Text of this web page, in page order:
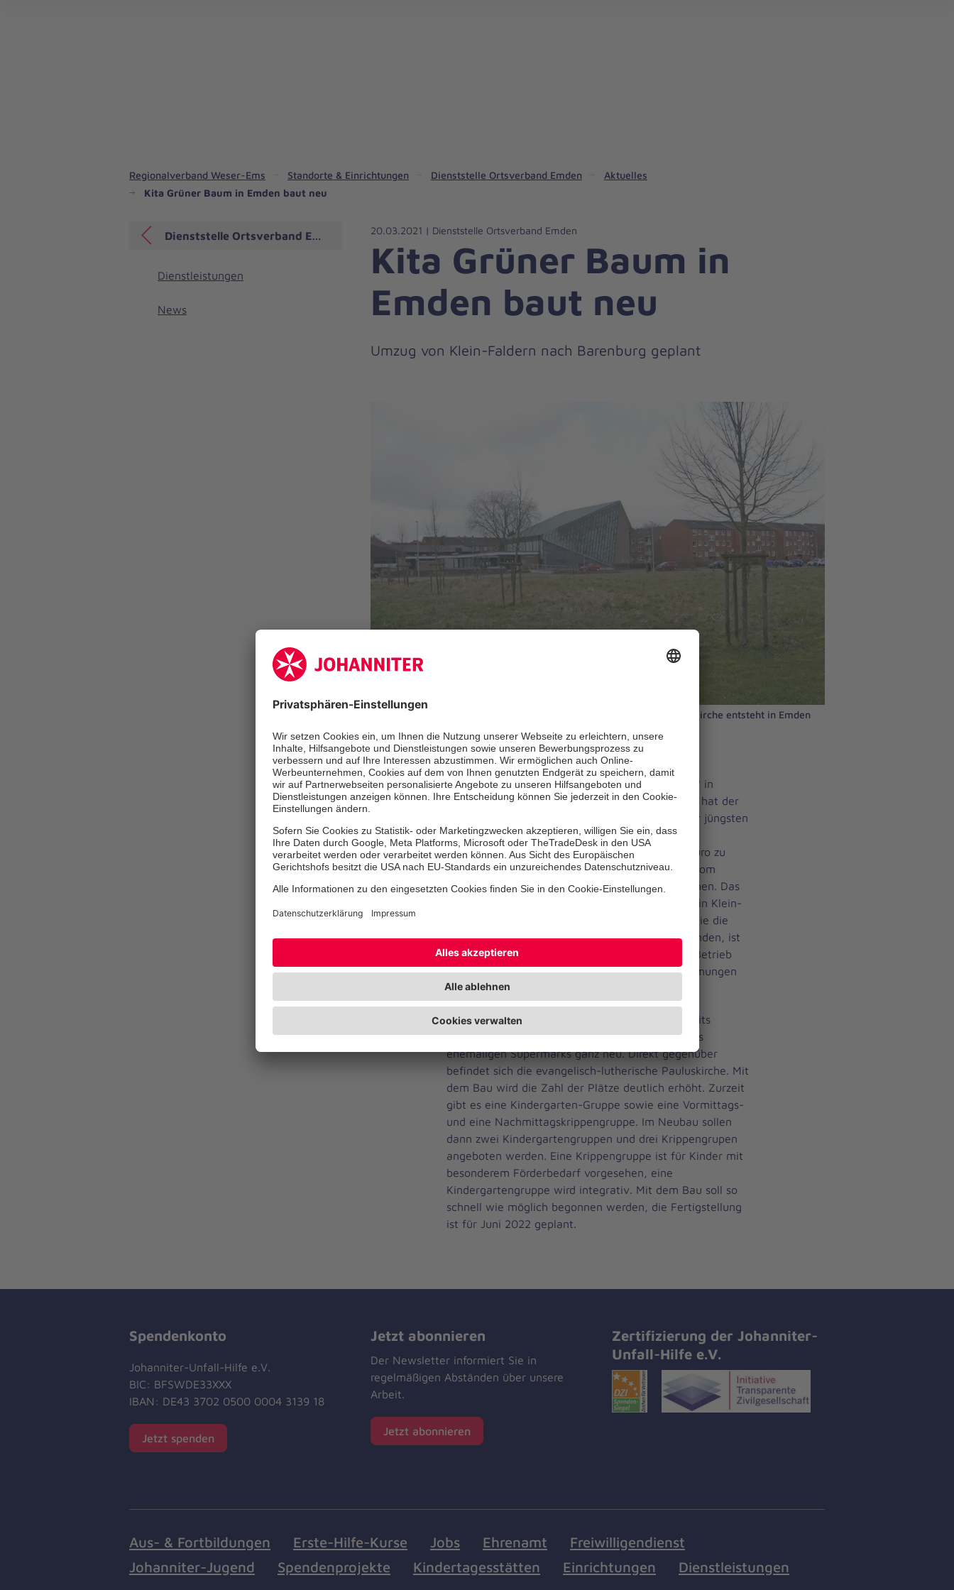
Regionalverband Weser-Ems Standorte & Einrichtungen Dienststelle Ortsverband Emden
Aktuelles
Kita Grüner Baum in Emden baut neu
20.03.2021 | Dienststelle Ortsverband Emden
Kita Grüner Baum in
Emden baut neu
Umzug von Klein-Faldern nach Barenburg geplant
Auf der freien Fläche gegenüber der evangelisch-lutherischen Pauluskirche entsteht in Emden
Die Johanniter-Kindertagesstätte „Grüner Baum“ in
Emden bekommt ein neues Zuhause. Einstimmig hat der
Jugendhilfe-Ausschuss der Stadt Emden in seiner jüngsten
Sitzung beschlossen, den Neubau mit einem
Investitionszuschuss in Höhe von 3,9 Millionen Euro zu
unterstützen. Einzige Bedingung: die Kita muss vom
Altstadtteil Klein-Faldern nach Barenburg umziehen. Das
Maria-Wilts-Haus an der Friedrich-Ebert-Straße in Klein-
Faldern, in dem sich die Kita „Grüner Baum“ sowie die
Sozialpädagogische Lernhilfe (SPLH) zurzeit befinden, ist
stark renovierungsbedürftig und zudem für den Betrieb
einer Kita nach neuesten baurechtlichen Bestimmungen
nicht mehr geeignet.
In Barenburg bauen die Johanniter auf dem bereits
geräumten 2600 Quadratmeter Grundstück eines
ehemaligen Supermarks ganz neu. Direkt gegenüber
befindet sich die evangelisch-lutherische Pauluskirche. Mit
dem Bau wird die Zahl der Plätze deutlich erhöht. Zurzeit
gibt es eine Kindergarten-Gruppe sowie eine Vormittags-
und eine Nachmittagskrippengruppe. Im Neubau sollen
dann zwei Kindergartengruppen und drei Krippengrupen
angeboten werden. Eine Krippengruppe ist für Kinder mit
besonderem Förderbedarf vorgesehen, eine
Kindergartengruppe wird integrativ. Mit dem Bau soll so
schnell wie möglich begonnen werden, die Fertigstellung
ist für Juni 2022 geplant.
Dienststelle Ortsverband Emden
Dienstleistungen
News
Spendenkonto
Johanniter-Unfall-Hilfe e.V.
BIC: BFSWDE33XXX
IBAN: DE43 3702 0500 0004 3139 18
Jetzt spenden
Jetzt abonnieren
Der Newsletter informiert Sie in
regelmäßigen Abständen über unsere
Arbeit.
Jetzt abonnieren
Zertifizierung der Johanniter-
Unfall-Hilfe e.V.
Aus- & Fortbildungen Erste-Hilfe-Kurse Jobs Ehrenamt
Freiwilligendienst
Johanniter-Jugend
Spendenprojekte Kindertagesstätten Einrichtungen Dienstleistungen